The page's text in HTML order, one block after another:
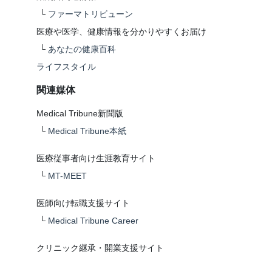
└ ファーマトリビューン
医療や医学、健康情報を分かりやすくお届け
└ あなたの健康百科
ライフスタイル
関連媒体
Medical Tribune新聞版
└ Medical Tribune本紙
医療従事者向け生涯教育サイト
└ MT-MEET
医師向け転職支援サイト
└ Medical Tribune Career
クリニック継承・開業支援サイト